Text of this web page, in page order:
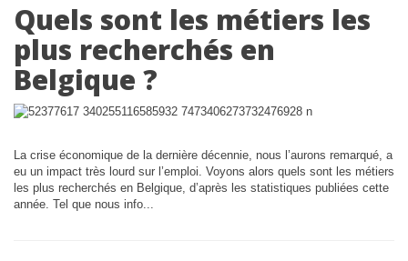
Quels sont les métiers les
plus recherchés en
Belgique ?
La crise économique de la dernière décennie, nous l’aurons remarqué, a
eu un impact très lourd sur l’emploi. Voyons alors quels sont les métiers
les plus recherchés en Belgique, d’après les statistiques publiées cette
année. Tel que nous info...